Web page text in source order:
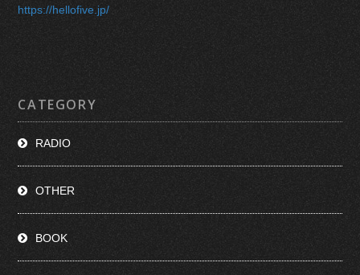
https://hellofive.jp/
CATEGORY
RADIO
OTHER
BOOK